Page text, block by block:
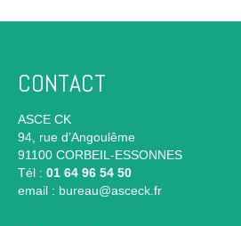
CONTACT
ASCE CK
94, rue d’Angoulême
91100 CORBEIL-ESSONNES
Tél : 01 64 96 54 50
email : bureau@asceck.fr